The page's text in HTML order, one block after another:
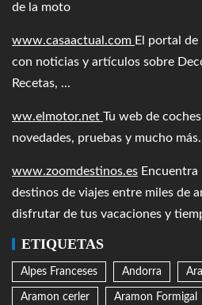
de la moto
www.casaactual.com El portal
con noticias y artículos sobre
Recetas, ...
ww.elmotor.net Tu web de
novedades, pruebas y mucho
www.zoomdestinos.es
destinos de viajes entre miles de
disfrutar de tus vacaciones y
ETIQUETAS
Alpes Franceses Andorra
Aramon cerler Aramon Formigal